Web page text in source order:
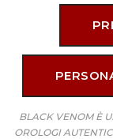
BLACK VENOM È
OROLOGI